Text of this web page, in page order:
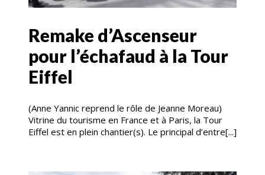
Remake d’Ascenseur
pour l’échafaud à la Tour
Eiffel
(Anne Yannic reprend le rôle de Jeanne Moreau)
Vitrine du tourisme en France et à Paris, la Tour
Eiffel est en plein chantier(s). Le principal d’entre[...]